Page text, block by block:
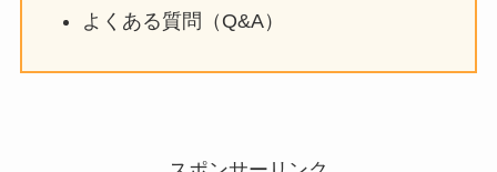
よくある質問（Q&A）